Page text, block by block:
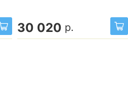
30 020 р.